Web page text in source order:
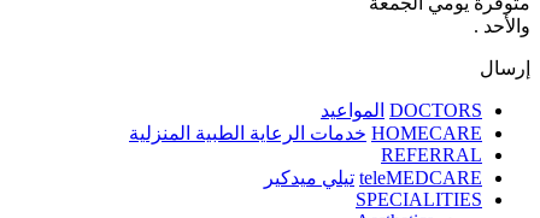
والأحد .
إرسال
DOCTORS المواعيد
HOMECARE خدمات الرعاية الطبية المنزلية
REFERRAL
teleMEDCARE تيلي ميدكير
SPECIALITIES